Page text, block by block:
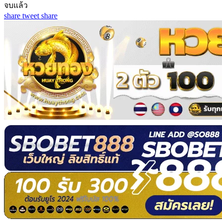
จบแล้ว
share tweet share